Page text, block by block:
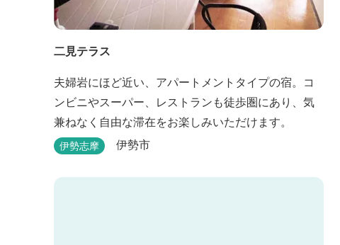
二見テラス
夫婦岩にほど近い、アパートメントタイプの宿。コ
ンビニやスーパー、レストランも徒歩圏にあり、気
兼ねなく自由な滞在をお楽しみいただけます。
伊勢志摩 伊勢市